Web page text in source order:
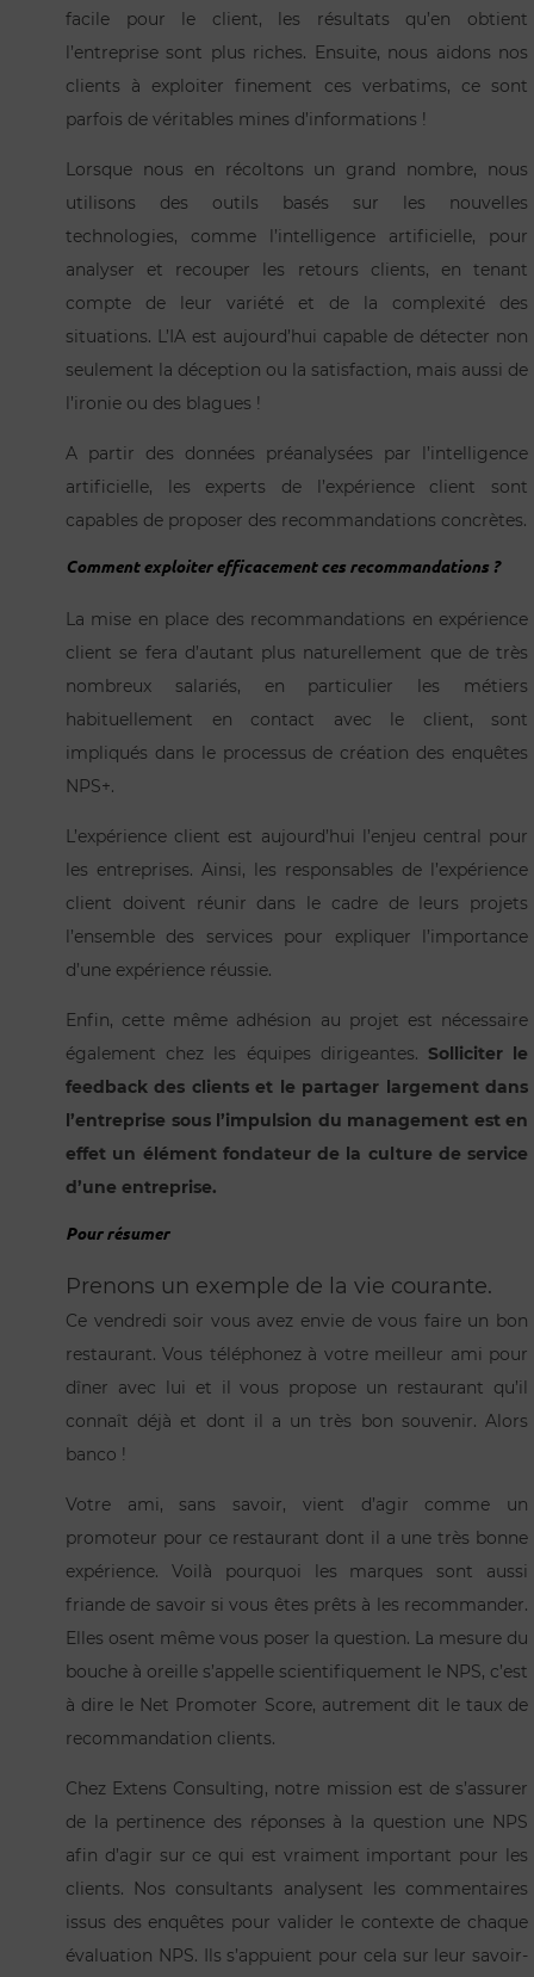
facile pour le client, les résultats qu’en obtient
l’entreprise sont plus riches. Ensuite, nous aidons nos
clients à exploiter finement ces verbatims, ce sont
parfois de véritables mines d’informations !
Lorsque nous en récoltons un grand nombre, nous
utilisons des outils basés sur les nouvelles
technologies, comme l’intelligence artificielle, pour
analyser et recouper les retours clients, en tenant
compte de leur variété et de la complexité des
situations. L’IA est aujourd’hui capable de détecter non
seulement la déception ou la satisfaction, mais aussi de
l’ironie ou des blagues !
A partir des données préanalysées par l’intelligence
artificielle, les experts de l’expérience client sont
capables de proposer des recommandations concrètes.
Comment exploiter efficacement ces recommandations ?
La mise en place des recommandations en expérience
client se fera d’autant plus naturellement que de très
nombreux salariés, en particulier les métiers
habituellement en contact avec le client, sont
impliqués dans le processus de création des enquêtes
NPS+.
L’expérience client est aujourd’hui l’enjeu central pour
les entreprises. Ainsi, les responsables de l’expérience
client doivent réunir dans le cadre de leurs projets
l’ensemble des services pour expliquer l’importance
d’une expérience réussie.
Enfin, cette même adhésion au projet est nécessaire
également chez les équipes dirigeantes. Solliciter le
feedback des clients et le partager largement dans
l’entreprise sous l’impulsion du management est en
effet un élément fondateur de la culture de service
d’une entreprise.
Pour résumer
Prenons un exemple de la vie courante.
Ce vendredi soir vous avez envie de vous faire un bon
restaurant. Vous téléphonez à votre meilleur ami pour
dîner avec lui et il vous propose un restaurant qu’il
connaît déjà et dont il a un très bon souvenir. Alors
banco !
Votre ami, sans savoir, vient d’agir comme un
promoteur pour ce restaurant dont il a une très bonne
expérience. Voilà pourquoi les marques sont aussi
friande de savoir si vous êtes prêts à les recommander.
Elles osent même vous poser la question. La mesure du
bouche à oreille s’appelle scientifiquement le NPS, c’est
à dire le Net Promoter Score, autrement dit le taux de
recommandation clients.
Chez Extens Consulting, notre mission est de s’assurer
de la pertinence des réponses à la question une NPS
afin d’agir sur ce qui est vraiment important pour les
clients. Nos consultants analysent les commentaires
issus des enquêtes pour valider le contexte de chaque
évaluation NPS. Ils s’appuient pour cela sur leur savoir-